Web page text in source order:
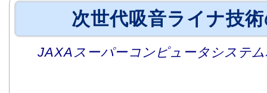
次世代吸音ライナ技
JAXAスーパーコンピュータシステ